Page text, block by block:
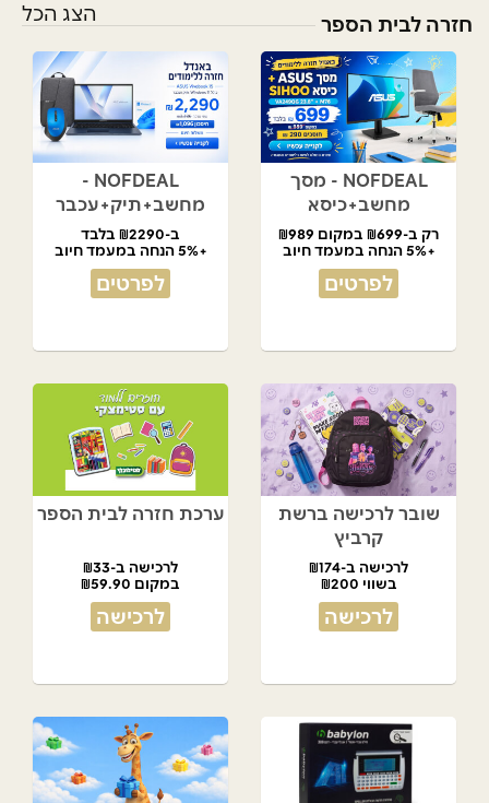
חזרה לבית הספר הצג הכל
NOFDEAL - מסך
מחשב+כיסא
רק ב-₪699 במקום ₪989
+5% הנחה במעמד חיוב
לפרטים
NOFDEAL -
מחשב+תיק+עכבר
ב-₪2290 בלבד
+5% הנחה במעמד חיוב
לפרטים
שובר לרכישה ברשת
קרביץ
לרכישה ב-₪174
בשווי ₪200
לרכישה
ערכת חזרה לבית הספר
לרכישה ב-₪33
במקום ₪59.90
לרכישה